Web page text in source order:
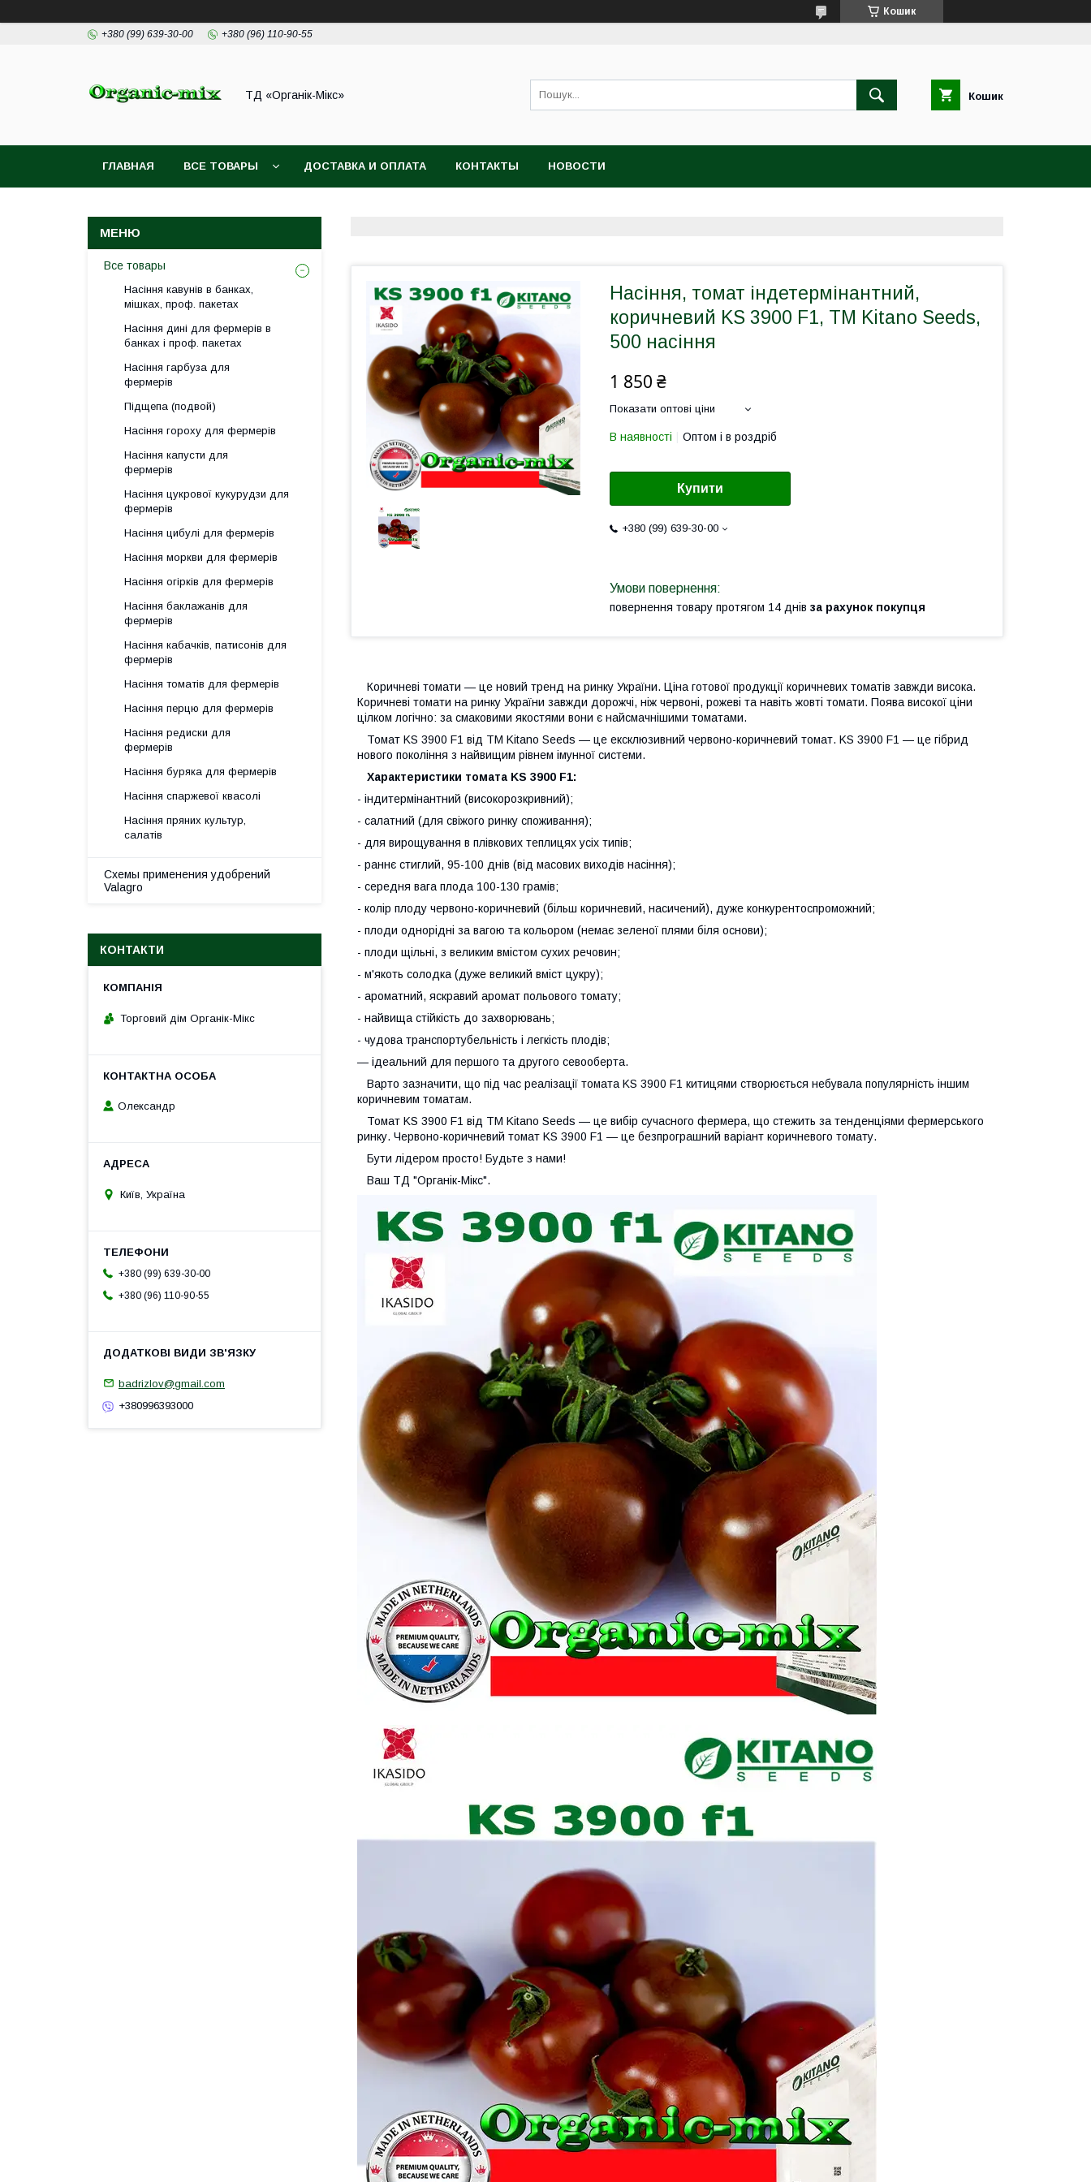
Кошик
+380 (99) 639-30-00 +380 (96) 110-90-55
ТД «Органік-Мікс» Кошик
ГЛАВНАЯ ВСЕ ТОВАРЫ ДОСТАВКА И ОПЛАТА КОНТАКТЫ НОВОСТИ
Насіння, томат індетермінантний,
коричневий KS 3900 F1, ТМ Kitano Seeds,
500 насіння
1 850 ₴
Показати оптові ціни
В наявності Оптом і в роздріб
Купити
+380 (99) 639-30-00
повернення товару протягом 14 днів за рахунок покупця
Коричневі томати — це новий тренд на ринку України. Ціна готової продукції коричневих томатів завжди висока.
Коричневі томати на ринку України завжди дорожчі, ніж червоні, рожеві та навіть жовті томати. Поява високої ціни
цілком логічно: за смаковими якостями вони є найсмачнішими томатами.
Томат KS 3900 F1 від ТМ Kitano Seeds — це ексклюзивний червоно-коричневий томат. KS 3900 F1 — це гібрид
нового покоління з найвищим рівнем імунної системи.
Характеристики томата KS 3900 F1:
- індитермінантний (високорозкривний);
- салатний (для свіжого ринку споживання);
- для вирощування в плівкових теплицях усіх типів;
- раннє стиглий, 95-100 днів (від масових виходів насіння);
- середня вага плода 100-130 грамів;
- колір плоду червоно-коричневий (більш коричневий, насичений), дуже конкурентоспроможний;
- плоди однорідні за вагою та кольором (немає зеленої плями біля основи);
- плоди щільні, з великим вмістом сухих речовин;
- м'якоть солодка (дуже великий вміст цукру);
- ароматний, яскравий аромат польового томату;
- найвища стійкість до захворювань;
- чудова транспортубельність і легкість плодів;
— ідеальний для першого та другого севооберта.
Варто зазначити, що під час реалізації томата KS 3900 F1 китицями створюється небувала популярність іншим
коричневим томатам.
Томат KS 3900 F1 від ТМ Kitano Seeds — це вибір сучасного фермера, що стежить за тенденціями фермерського
ринку. Червоно-коричневий томат KS 3900 F1 — це безпрограшний варіант коричневого томату.
Бути лідером просто! Будьте з нами!
Ваш ТД "Органік-Мікс".
Все товары
Насіння кавунів в банках,
мішках, проф. пакетах
Насіння дині для фермерів в
банках і проф. пакетах
Насіння гарбуза для
фермерів
Підщепа (подвой)
Насіння гороху для фермерів
Насіння капусти для
фермерів
Насіння цукрової кукурудзи для
фермерів
Насіння цибулі для фермерів
Насіння моркви для фермерів
Насіння огірків для фермерів
Насіння баклажанів для
фермерів
Насіння кабачків, патисонів для
фермерів
Насіння томатів для фермерів
Насіння перцю для фермерів
Насіння редиски для
фермерів
Насіння буряка для фермерів
Насіння спаржевої квасолі
Насіння пряних культур,
салатів
Схемы применения удобрений
Valagro
КОНТАКТИ
Торговий дім Органік-Мікс
Олександр
Київ, Україна
+380 (99) 639-30-00
+380 (96) 110-90-55
badrizlov@gmail.com
+380996393000